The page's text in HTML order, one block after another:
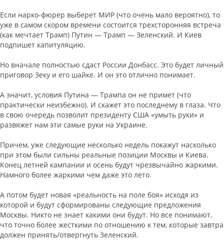
Если нарко-фюрер выберет МИР (что очень мало вероятно), то
уже в самом скором времени состоится трехсторонняя встреча
(как мечтает Трамп) Путин — Трамп — Зеленский. И Киев
подпишет капитуляцию.
Но вначале полностью сдаст России Донбасс. Это будет личный
приговор Зеку и его шайке. И он это отлично понимает.
А значит, условия Путина — Трампа он не примет (что
практически неизбежно). И скажет это последнему в глаза. Что
в свою очередь позволит президенту США «умыть руки» и
развяжет нам эти самые руки на Украине.
Причем, уже следующие несколько недель покажут насколько
при этом были сильны реальные позиции Москвы и Киева.
Конец летней кампании и осень будут чрезвычайно жаркими.
Намного более жаркими чем даже это лето.
А потом будет новая «реальность на поле боя» исходя из
которой и будут сформированы следующие предложения
Москвы. Никто не знает какими они будут. Но все понимают,
что точно более жесткими по отношению к тем, которые завтра
должен принять/отвергнуть Зеленский.